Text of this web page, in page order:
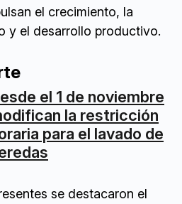
el crecimiento, la
y el desarrollo productivo.
el 1 de noviembre
la restricción
para el lavado de
se destacaron el